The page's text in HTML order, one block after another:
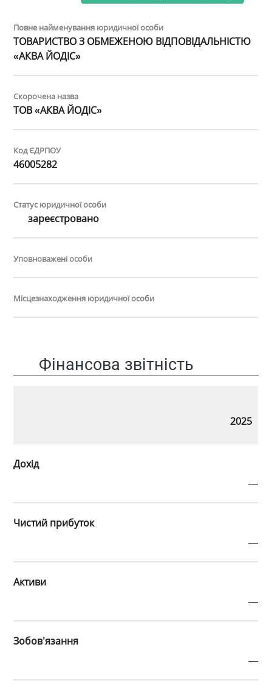
Повне найменування юридичної особи
ТОВАРИСТВО З ОБМЕЖЕНОЮ ВІДПОВІДАЛЬНІСТЮ
«АКВА ЙОДІС»
Скорочена назва
ТОВ «АКВА ЙОДІС»
Код ЄДРПОУ
46005282
Статус юридичної особи
зареєстровано
Уповноважені особи
Місцезнаходження юридичної особи
Фінансова звітність
2025
Дохід
—
Чистий прибуток
—
Активи
—
Зобов’язання
—